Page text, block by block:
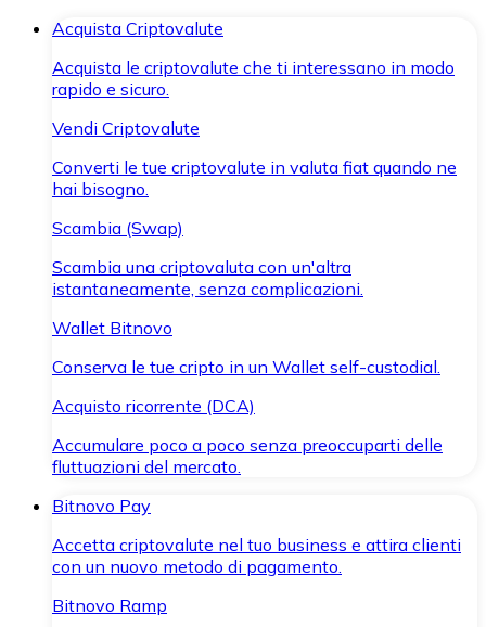
Acquista Criptovalute
Acquista le criptovalute che ti interessano in modo
rapido e sicuro.
Vendi Criptovalute
Converti le tue criptovalute in valuta fiat quando ne
hai bisogno.
Scambia (Swap)
Scambia una criptovaluta con un'altra
istantaneamente, senza complicazioni.
Wallet Bitnovo
Conserva le tue cripto in un Wallet self-custodial.
Acquisto ricorrente (DCA)
Accumulare poco a poco senza preoccuparti delle
fluttuazioni del mercato.
Bitnovo Pay
Accetta criptovalute nel tuo business e attira clienti
con un nuovo metodo di pagamento.
Bitnovo Ramp